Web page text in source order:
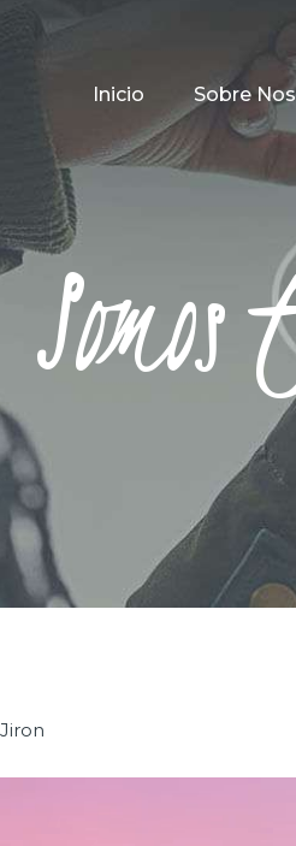
Inicio Sobre
SOBRE
EVENTOS
PODCAST